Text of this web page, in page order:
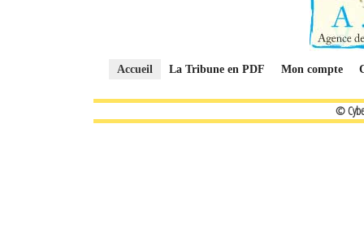
Accueil La Tribune en PDF Mon compte
©